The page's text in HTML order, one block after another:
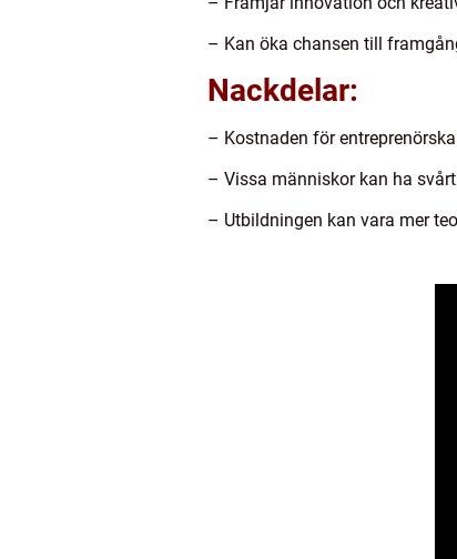
– Kan öka chansen till
Nackdelar:
– Kostnaden för
– Vissa människor kan ha
– Utbildningen kan vara mer